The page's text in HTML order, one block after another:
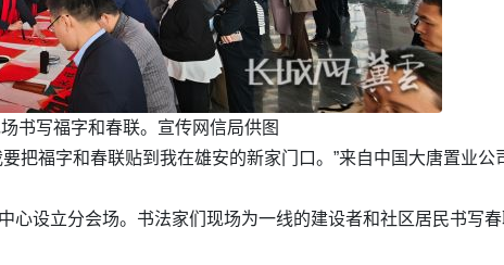
书写福字和春联。宣传网信局供图
把福字和春联贴到我在雄安的新家门口。”来自中国大唐置业公
设立分会场。书法家们现场为一线的建设者和社区居民书写